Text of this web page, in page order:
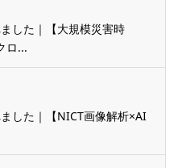
した｜【大規模災害時
ロ...
した｜【NICT画像解析×AI